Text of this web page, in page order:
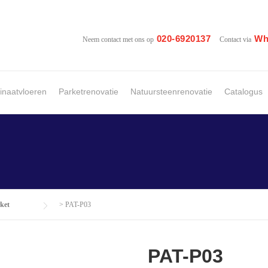
Contact via
Neem contact met ons op 020-6920137
Parketrenovatie Natuursteenrenovatie Catalogus
> PAT-P03
PAT-P03